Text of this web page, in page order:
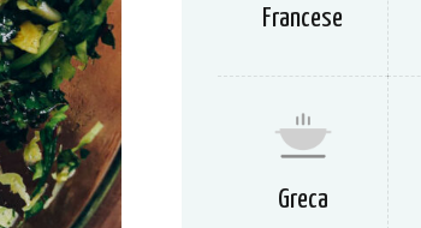
Francese
Greca